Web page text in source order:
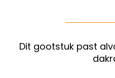
Dit gootstuk past